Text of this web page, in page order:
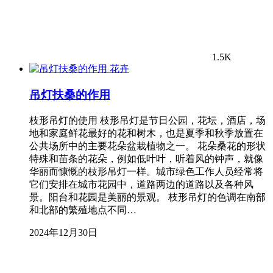
1.5K
花卉
吊灯扶桑的作用
枝形吊灯的使用 枝形吊灯是节日公园，花坛，酒店，场
地和家庭鲜花最好的花和树木，也是夏季和秋季放置在
公共场所中的主要花朵盆栽植物之一。 花朵桑花的形状
特殊和苗条的花朵，例如低叶叶，听着风的钟声，就像
华丽而慷慨的枝形吊灯一样。城市绿色工作人员经常将
它们安排在城市花园中，道路两边的道路以及各种风
景。阳台和花园是美丽的景观。 枝形吊灯的色调在南部
和北部的繁殖地点不同…
2024年12月30日